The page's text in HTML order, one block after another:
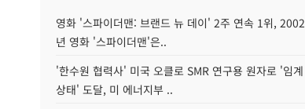
영화 '스파이더맨: 브랜드 뉴 데이' 2주 연속 1위, 2002
년 영화 '스파이더맨'은..
'한수원 협력사' 미국 오클로 SMR 연구용 원자로 '임계
상태' 도달, 미 에너지부 ..